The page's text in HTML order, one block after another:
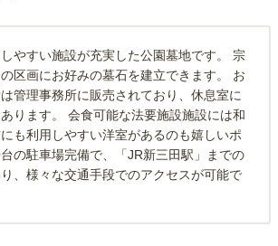
やすい施設が充実した公園墓地です。 宗
区画にお好みの墓石を建立できます。 お
管理事務所に販売されており、休息室に
ります。 会食可能な法要施設施設には和
も利用しやすい洋室があるのも嬉しいポ
の駐車場完備で、「JR新三田駅」までの
、様々な交通手段でのアクセスが可能で